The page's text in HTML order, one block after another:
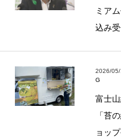
ミア
込み
2026/
G
富士
「苔
ョッ